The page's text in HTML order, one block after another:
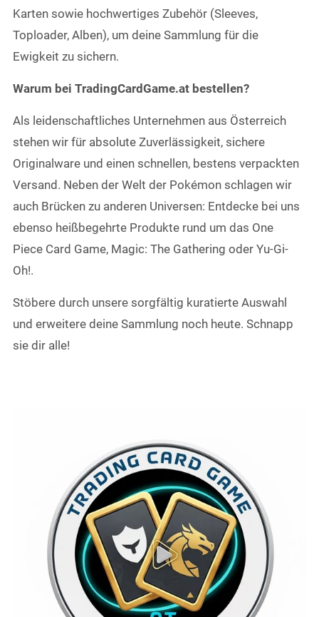
Karten sowie hochwertiges Zubehör (Sleeves,
Toploader, Alben), um deine Sammlung für die
Ewigkeit zu sichern.
Warum bei TradingCardGame.at bestellen?
Als leidenschaftliches Unternehmen aus Österreich
stehen wir für absolute Zuverlässigkeit, sichere
Originalware und einen schnellen, bestens verpackten
Versand. Neben der Welt der Pokémon schlagen wir
auch Brücken zu anderen Universen: Entdecke bei uns
ebenso heißbegehrte Produkte rund um das One
Piece Card Game, Magic: The Gathering oder Yu-Gi-
Oh!.
Stöbere durch unsere sorgfältig kuratierte Auswahl
und erweitere deine Sammlung noch heute. Schnapp
sie dir alle!